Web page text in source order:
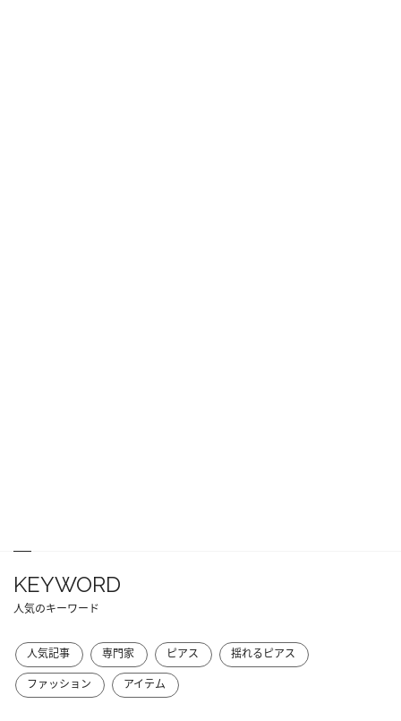
KEYWORD
人気のキーワード
人気記事 専門家 ピアス
揺れるピアス
ファッション
アイテム